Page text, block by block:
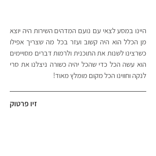
היינו במסע לצאי עם נועם המדהים השירות היה יוצא
מן הכלל הוא היה קשוב ועזר בכל מה שצריך אפילו
כשרצינו לשנות את התוכנית ולרמות דברים מסויימים
הוא עשה הכל כדי שהכל יהיה כשורה ניצלנו את סרי
לנקה וחווינו הכל מקום מומלץ מאוד!
זיו פרטוק